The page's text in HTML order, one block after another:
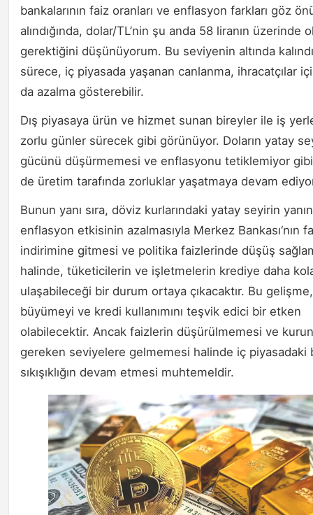
bankalarının faiz oranları ve enflasyon farkları göz
alındığında, dolar/TL’nin şu anda 58 liranın üzerinde
gerektiğini düşünüyorum. Bu seviyenin altında
sürece, iç piyasada yaşanan canlanma, ihracatçılar
da azalma gösterebilir.
Dış piyasaya ürün ve hizmet sunan bireyler ile iş
zorlu günler sürecek gibi görünüyor. Doların yatay
gücünü düşürmemesi ve enflasyonu tetiklemiyor
de üretim tarafında zorluklar yaşatmaya devam
Bunun yanı sıra, döviz kurlarındaki yatay seyirin
enflasyon etkisinin azalmasıyla Merkez Bankası‘nın
indirimine gitmesi ve politika faizlerinde düşüş
halinde, tüketicilerin ve işletmelerin krediye daha
ulaşabileceği bir durum ortaya çıkacaktır. Bu gelişme,
büyümeyi ve kredi kullanımını teşvik edici bir etken
olabilecektir. Ancak faizlerin düşürülmemesi ve kurun
gereken seviyelere gelmemesi halinde iç piyasadaki
sıkışıklığın devam etmesi muhtemeldir.